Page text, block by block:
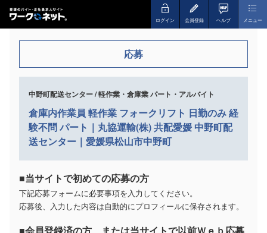
ログイン 会員登録 ヘルプ メニュー
応募
中野町配送センター / 軽作業・倉庫業 パート・アルバイト
倉庫内作業員 軽作業 フォークリフト 日勤のみ 経
験不問 パート｜丸協運輸(株) 共配愛媛 中野町配
送センター｜愛媛県松山市中野町
■当サイトで初めての応募の方
下記応募フォームに必要事項を入力してください。
応募後、入力した内容は自動的にプロフィールに保存されます。